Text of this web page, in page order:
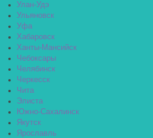
Улан-Удэ
Ульяновск
Уфа
Хабаровск
Ханты-Мансийск
Чебоксары
Челябинск
Черкесск
Чита
Элиста
Южно-Сахалинск
Якутск
Ярославль